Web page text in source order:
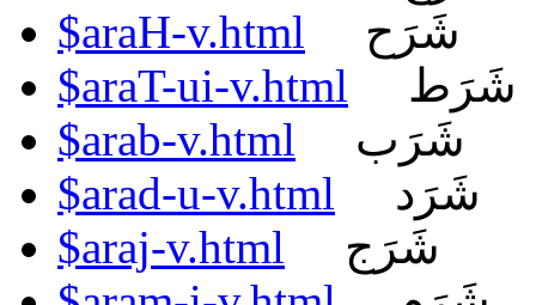
$araH-v.html
شَرَح
$araT-ui-v.html
شَرَط
$arab-v.html
شَرَب
$arad-u-v.html
شَرَد
$araj-v.html
شَرَج